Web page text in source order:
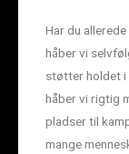
Har du
håber vi
støtter holdet i
håber vi rigtig
pladser til
mange